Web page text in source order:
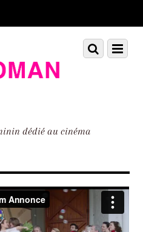
dédié au cinéma
Menu
Scroll
down